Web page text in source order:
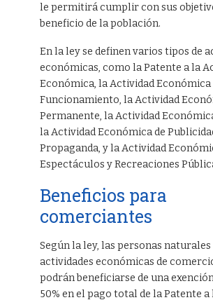
le permitirá cumplir con sus
beneficio de la población.
En la ley se definen varios tipos de
económicas, como la Patente a la
Económica, la Actividad Económica
Funcionamiento, la Actividad
Permanente, la Actividad
la Actividad Económica de
Propaganda, y la Actividad
Espectáculos y Recreaciones
Beneficios para
comerciantes
Según la ley, las personas
actividades económicas de
podrán beneficiarse de una
50% en el pago total de la Patente